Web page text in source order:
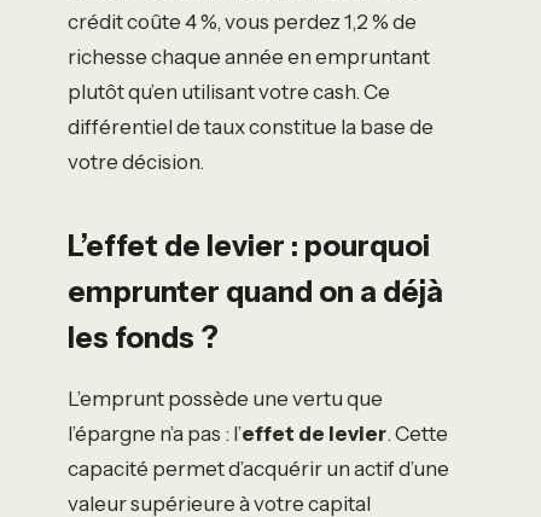
crédit coûte 4 %, vous perdez 1,2 % de
richesse chaque année en empruntant
plutôt qu’en utilisant votre cash. Ce
différentiel de taux constitue la base de
votre décision.
L’effet de levier : pourquoi
emprunter quand on a déjà
les fonds ?
L’emprunt possède une vertu que
l’épargne n’a pas : l’effet de levier. Cette
capacité permet d’acquérir un actif d’une
valeur supérieure à votre capital